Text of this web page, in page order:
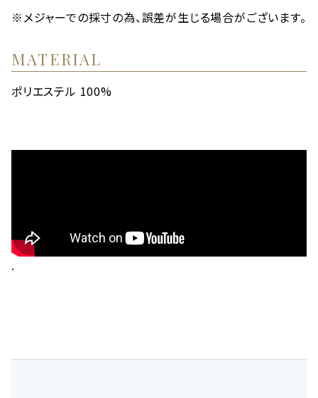
※メジャーでの採寸の為、誤差が生じる場合がございます。
MATERIAL
ポリエステル 100%
.